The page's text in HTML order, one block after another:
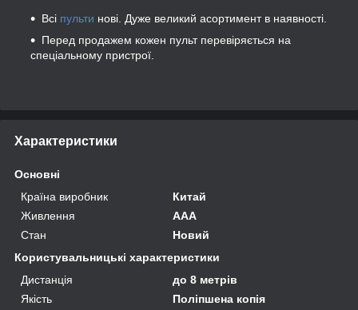
Всі пульти нові. Дуже великий асортимент в наявності.
Перед продажем кожен пульт перевіряється на
спеціальному пристрої.
Характеристики
Основні
Країна виробник
Китай
Живлення
AAA
Стан
Новий
Користувальницькі характеристики
Дистанція
до 8 метрів
Якість
Поліпшена копія